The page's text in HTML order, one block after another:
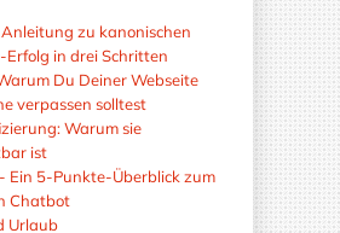
zu kanonischen
Erfolg in drei Schritten
Du Deiner Webseite
verpassen solltest
Warum sie
ist
Ein 5-Punkte-Überblick zum
Chatbot
Urlaub